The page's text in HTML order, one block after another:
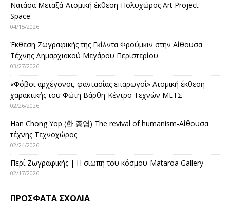
Νατάσα Μεταξά-Ατομική έκθεση-Πολυχώρος Art Project
Space
04/15/2026
Έκθεση Ζωγραφικής της Γκίλντα Φρούμκιν στην Αίθουσα
Τέχνης Δημαρχιακού Μεγάρου Περιστερίου
03/27/2026
«Φόβοι αρχέγονοι, φαντασίας επαρωγοί» Ατομική έκθεση
χαρακτικής του Φώτη Βάρθη-Κέντρο Τεχνών ΜΕΤΣ
02/26/2026
Han Chong Yop (한 종엽) The revival of humanism-Αίθουσα
τέχνης Τεχνοχώρος
02/24/2026
Περί Ζωγραφικής | Η σιωπή του κόσμου-Mataroa Gallery
02/17/2026
ΠΡΌΣΦΑΤΑ ΣΧΌΛΙΑ